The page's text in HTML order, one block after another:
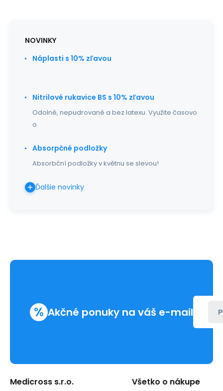
NOVINKY
Náplasti s 10% zľavou
Nitrilové rukavice BS s 10% zľavou
Odolné, nepudrované a bez latexu. Využite časovo
o
Absorpčné podložky
Absorbční podložky v květnu se slevou!
Ďalšie novinky
% Akčné ponuky na váš e-mail
Medicross s.r.o. Všetko o nákupe